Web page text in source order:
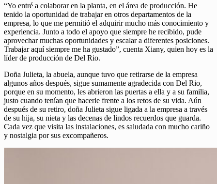
“Yo entré a colaborar en la planta, en el área de producción. He
tenido la oportunidad de trabajar en otros departamentos de la
empresa, lo que me permitió el adquirir mucho más conocimiento y
experiencia. Junto a todo el apoyo que siempre he recibido, pude
aprovechar muchas oportunidades y escalar a diferentes posiciones.
Trabajar aquí siempre me ha gustado”, cuenta Xiany, quien hoy es la
líder de producción de Del Rio.
Doña Julieta, la abuela, aunque tuvo que retirarse de la empresa
algunos años después, sigue sumamente agradecida con Del Rio,
porque en su momento, les abrieron las puertas a ella y a su familia,
justo cuando tenían que hacerle frente a los retos de su vida. Aún
después de su retiro, doña Julieta sigue ligada a la empresa a través
de su hija, su nieta y las decenas de lindos recuerdos que guarda.
Cada vez que visita las instalaciones, es saludada con mucho cariño
y nostalgia por sus excompañeros.